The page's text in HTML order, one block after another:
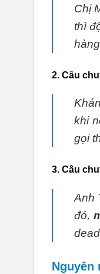
Chị
thì
2. Câu
khi
gọi
3. Câu
Anh
đó,
Nguyên